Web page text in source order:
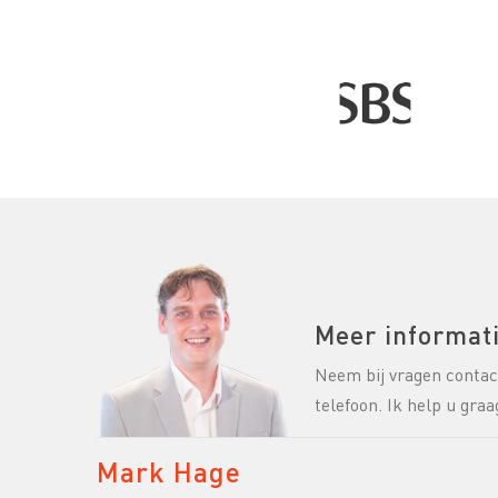
Meer
Neem bij vragen
telefoon. Ik help u
Mark Hage